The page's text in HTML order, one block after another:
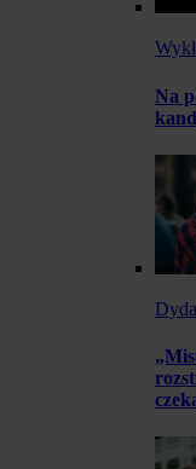
Na